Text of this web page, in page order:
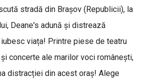
stradă din Brașov (Republicii), la
Deane's adună și distrează
viața! Printre piese de teatru
concerte ale marilor voci românești,
distracției din acest oraș! Alege